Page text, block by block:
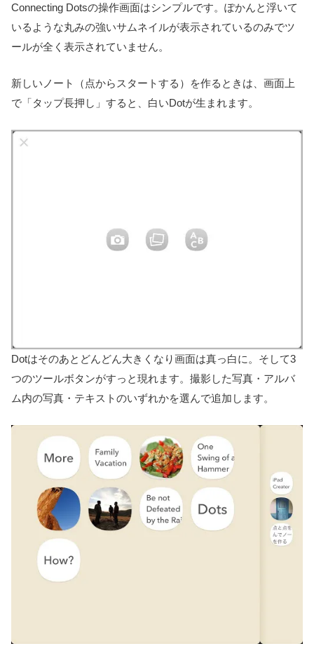
Connecting Dotsの操作画面はシンプルです。ぽかんと浮いて
いるような丸みの強いサムネイルが表示されているのみでツ
ールが全く表示されていません。
新しいノート（点からスタートする）を作るときは、画面上
で「タップ長押し」すると、白いDotが生まれます。
Dotはそのあとどんどん大きくなり画面は真っ白に。そして3
つのツールボタンがすっと現れます。撮影した写真・アルバ
ム内の写真・テキストのいずれかを選んで追加します。